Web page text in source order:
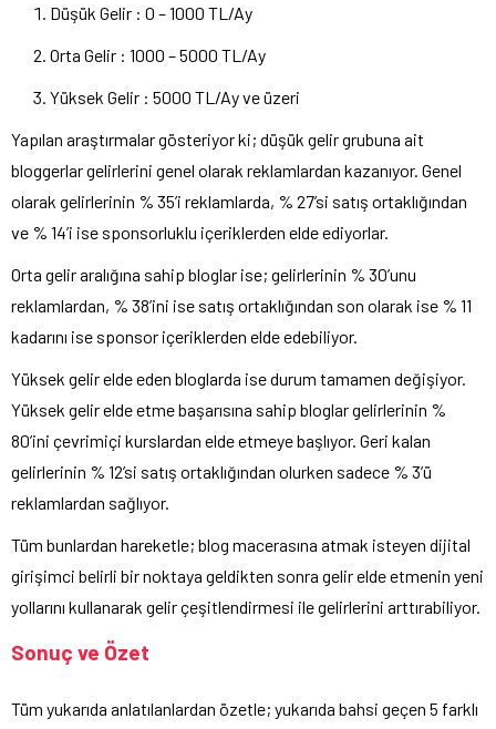
Düşük Gelir : 0 – 1000 TL/Ay
Orta Gelir : 1000 – 5000 TL/Ay
Yüksek Gelir : 5000 TL/Ay ve üzeri
Yapılan araştırmalar gösteriyor ki; düşük gelir grubuna ait
bloggerlar gelirlerini genel olarak reklamlardan kazanıyor. Genel
olarak gelirlerinin % 35’i reklamlarda, % 27’si satış ortaklığından
ve % 14’i ise sponsorluklu içeriklerden elde ediyorlar.
Orta gelir aralığına sahip bloglar ise; gelirlerinin % 30’unu
reklamlardan, % 38’ini ise satış ortaklığından son olarak ise % 11
kadarını ise sponsor içeriklerden elde edebiliyor.
Yüksek gelir elde eden bloglarda ise durum tamamen değişiyor.
Yüksek gelir elde etme başarısına sahip bloglar gelirlerinin %
80’ini çevrimiçi kurslardan elde etmeye başlıyor. Geri kalan
gelirlerinin % 12’si satış ortaklığından olurken sadece % 3’ü
reklamlardan sağlıyor.
Tüm bunlardan hareketle; blog macerasına atmak isteyen dijital
girişimci belirli bir noktaya geldikten sonra gelir elde etmenin yeni
yollarını kullanarak gelir çeşitlendirmesi ile gelirlerini arttırabiliyor.
Sonuç ve Özet
Tüm yukarıda anlatılanlardan özetle; yukarıda bahsi geçen 5 farklı